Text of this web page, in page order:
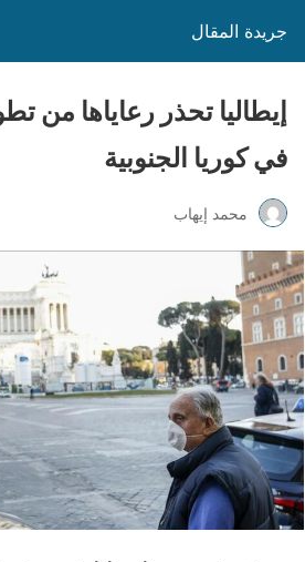
جريدة المقال
إيطاليا تحذر رعاياها من
في كوريا الجنوبية
محمد إيهاب